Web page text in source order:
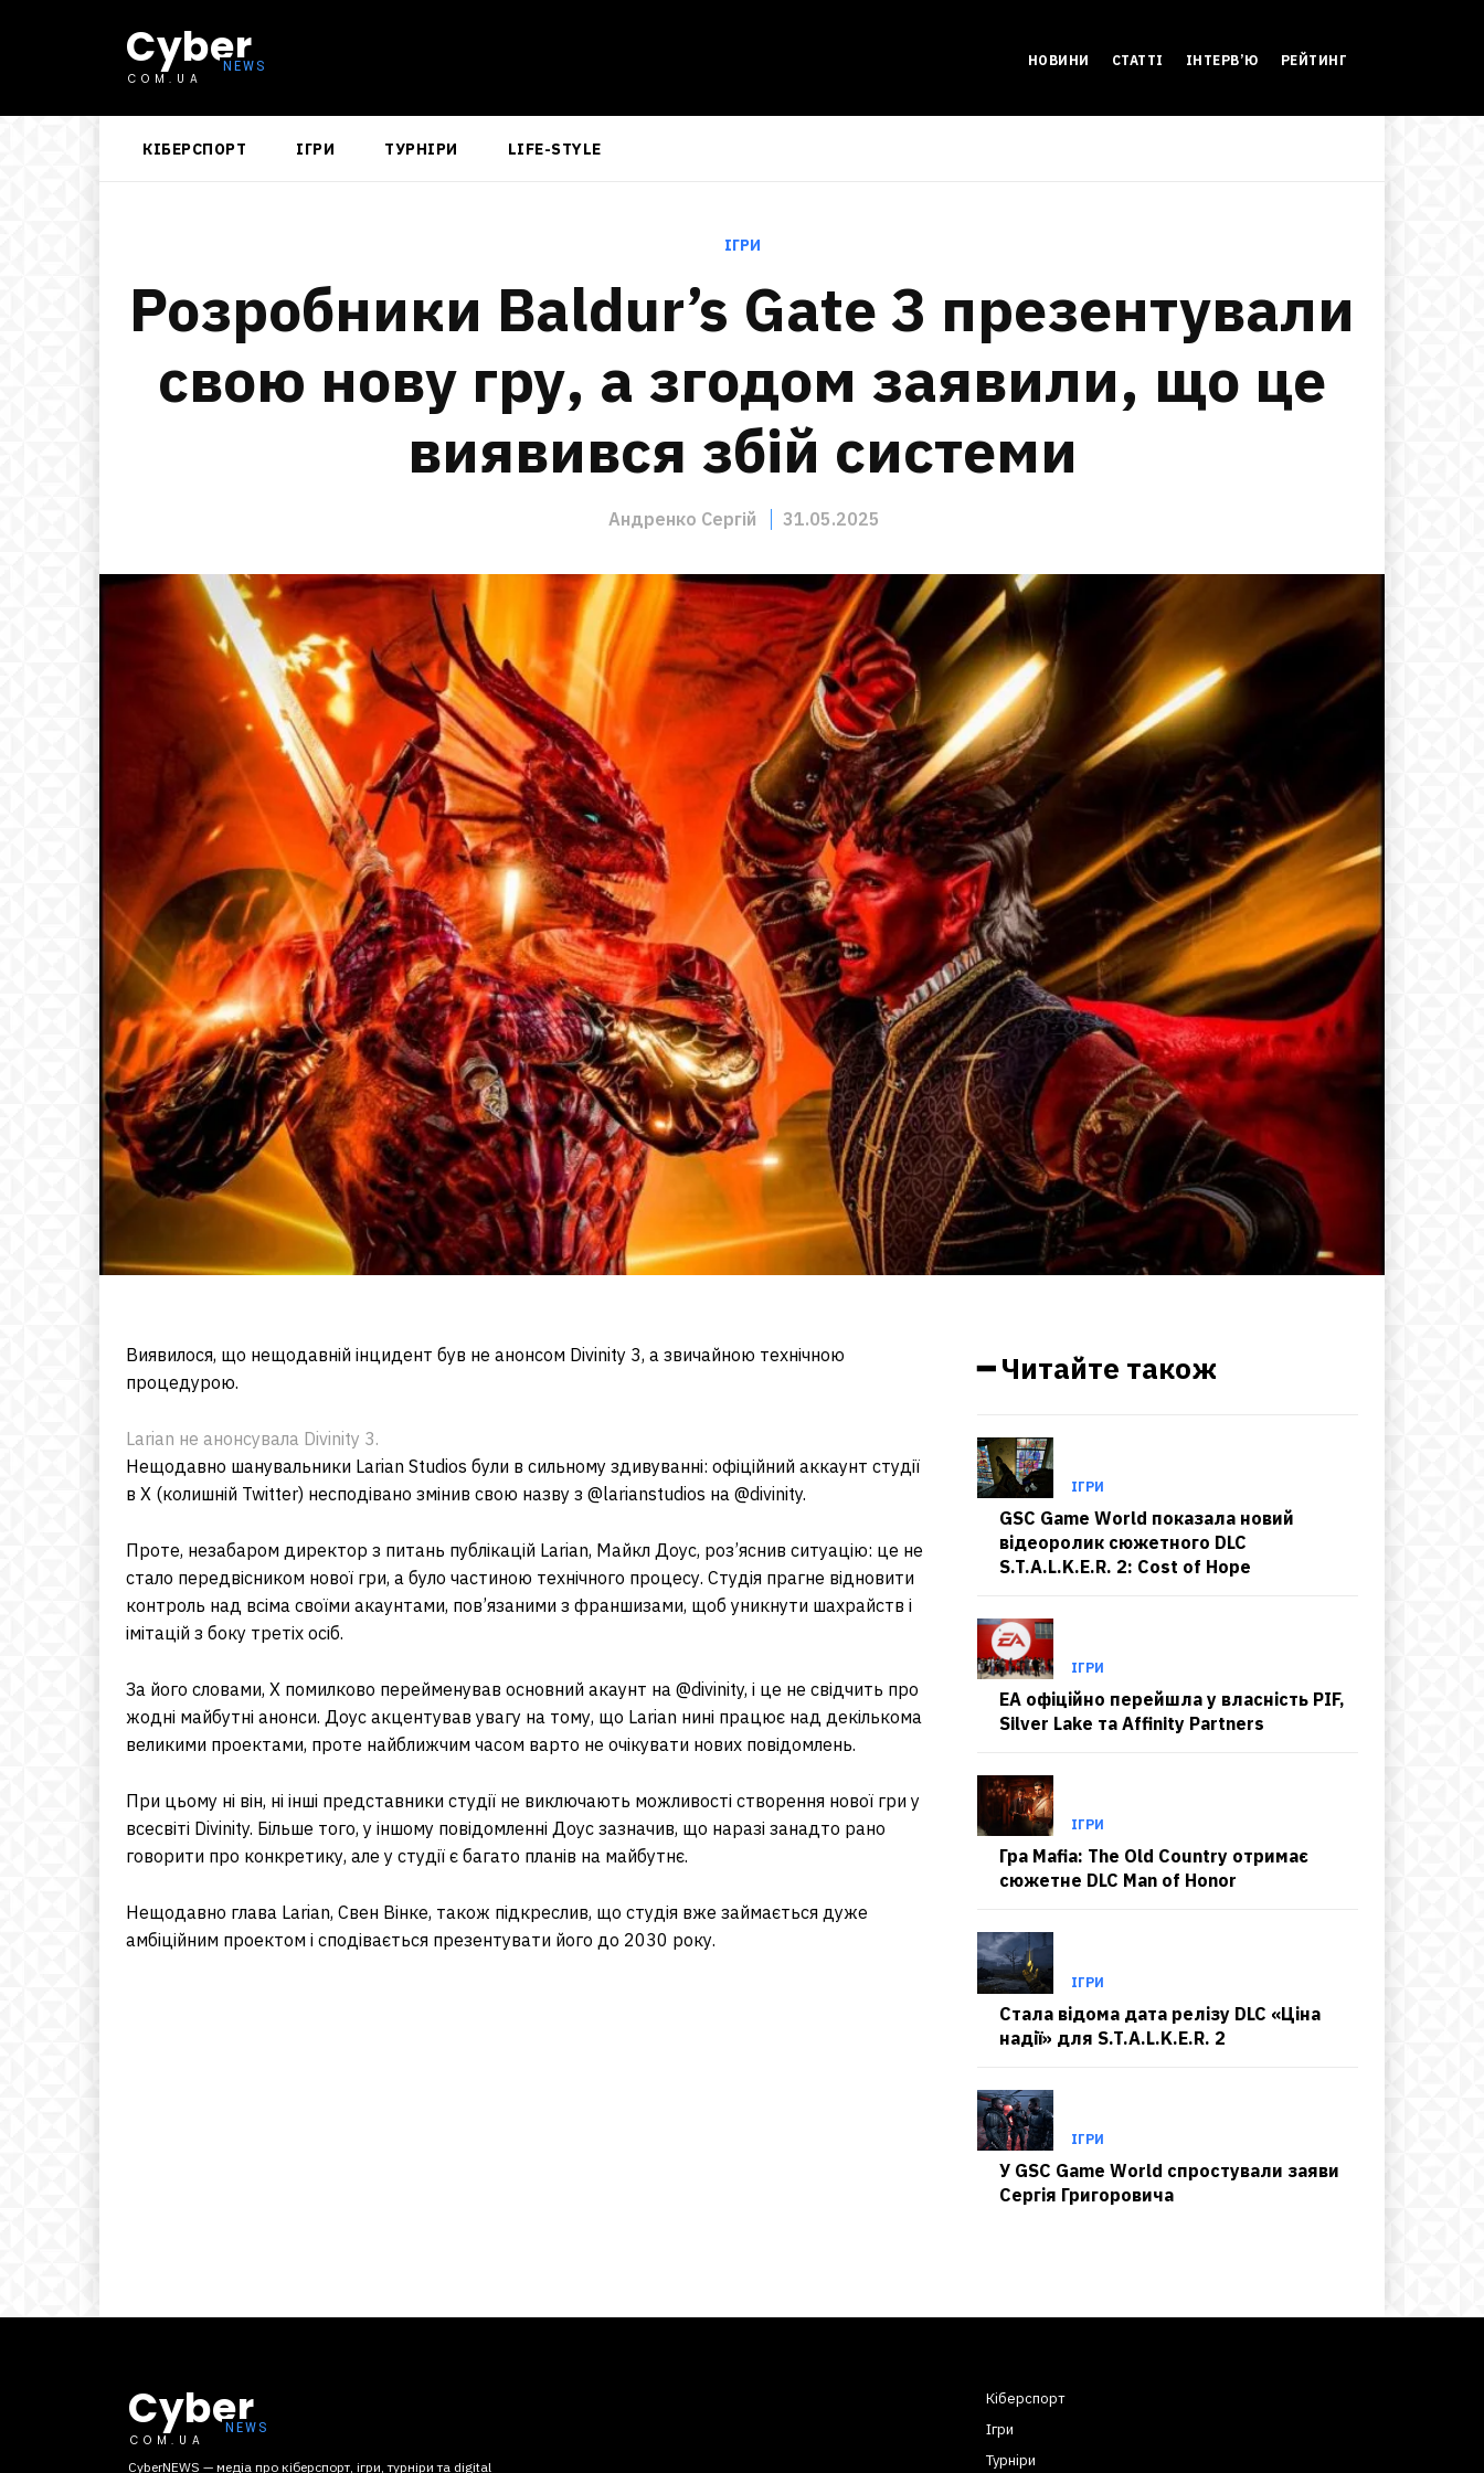
Cyber
COM.UA
НОВИНИ СТАТТІ ІНТЕРВ’Ю РЕЙТИНГ
КІБЕРСПОРТ ІГРИ ТУРНІРИ LIFE-STYLE
ІГРИ
Розробники Baldur’s Gate 3 презентували
свою нову гру, а згодом заявили, що це
виявився збій системи
Андренко Сергій 31.05.2025
Виявилося, що нещодавній інцидент був не анонсом Divinity 3, а звичайною технічною
процедурою.
Larian не анонсувала Divinity 3.
Нещодавно шанувальники Larian Studios були в сильному здивуванні: офіційний аккаунт студії
в X (колишній Twitter) несподівано змінив свою назву з @larianstudios на @divinity.
Проте, незабаром директор з питань публікацій Larian, Майкл Доус, роз’яснив ситуацію: це не
стало передвісником нової гри, а було частиною технічного процесу. Студія прагне відновити
контроль над всіма своїми акаунтами, пов’язаними з франшизами, щоб уникнути шахрайств і
імітацій з боку третіх осіб.
За його словами, X помилково перейменував основний акаунт на @divinity, і це не свідчить про
жодні майбутні анонси. Доус акцентував увагу на тому, що Larian нині працює над декількома
великими проектами, проте найближчим часом варто не очікувати нових повідомлень.
При цьому ні він, ні інші представники студії не виключають можливості створення нової гри у
всесвіті Divinity. Більше того, у іншому повідомленні Доус зазначив, що наразі занадто рано
говорити про конкретику, але у студії є багато планів на майбутнє.
Нещодавно глава Larian, Свен Вінке, також підкреслив, що студія вже займається дуже
амбіційним проектом і сподівається презентувати його до 2030 року.
━ Читайте також
ІГРИ
GSC Game World показала новий
відеоролик сюжетного DLC
S.T.A.L.K.E.R. 2: Cost of Hope
ІГРИ
EA офіційно перейшла у власність PIF,
Silver Lake та Affinity Partners
ІГРИ
Гра Mafia: The Old Country отримає
сюжетне DLC Man of Honor
ІГРИ
Стала відома дата релізу DLC «Ціна
надії» для S.T.A.L.K.E.R. 2
ІГРИ
У GSC Game World спростували заяви
Сергія Григоровича
Cyber
COM.UA
CyberNEWS — медіа про кіберспорт, ігри, турніри та digital
Кіберспорт
Ігри
Турніри